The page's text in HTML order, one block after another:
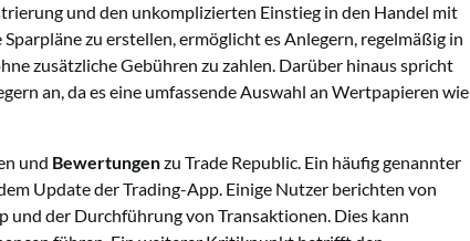
und den unkomplizierten Einstieg in den Handel mit
zu erstellen, ermöglicht es Anlegern, regelmäßig in
zusätzliche Gebühren zu zahlen. Darüber hinaus spricht
an, da es eine umfassende Auswahl an Wertpapieren wie
und Bewertungenzu Trade Republic. Ein häufig genannter
Update der Trading-App. Einige Nutzer berichten von
der Durchführung von Transaktionen. Dies kann